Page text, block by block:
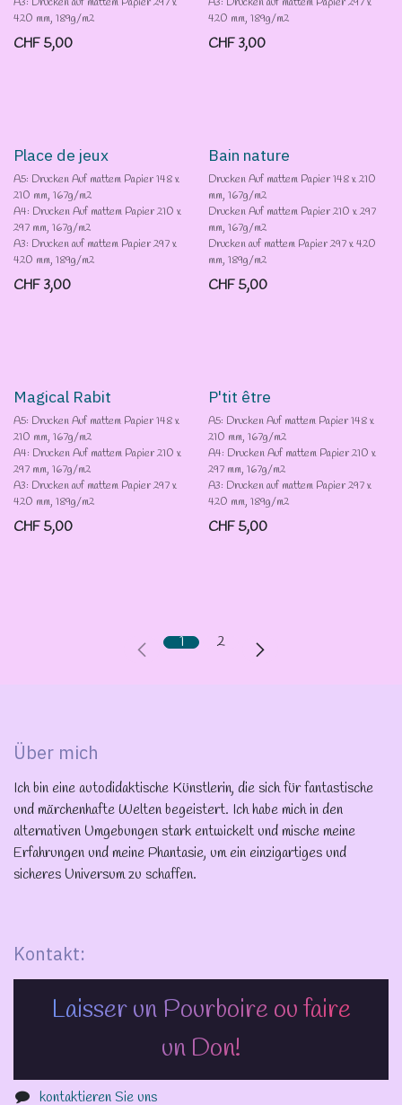
420 mm, 189g/m2
CHF 5,00
420 mm, 189g/m2
CHF 3,00
Destockage
Place de jeux
A5: Drucken Auf mattem Papier 148 x
210 mm, 167g/m2
A4: Drucken Auf mattem Papier 210 x
297 mm, 167g/m2
A3: Drucken auf mattem Papier 297 x
420 mm, 189g/m2
CHF 3,00
Bain nature
Drucken Auf mattem Papier 148 x 210
mm, 167g/m2
Drucken Auf mattem Papier 210 x 297
mm, 167g/m2
Drucken auf mattem Papier 297 x 420
mm, 189g/m2
CHF 5,00
Magical Rabit
A5: Drucken Auf mattem Papier 148 x
210 mm, 167g/m2
A4: Drucken Auf mattem Papier 210 x
297 mm, 167g/m2
A3: Drucken auf mattem Papier 297 x
420 mm, 189g/m2
CHF 5,00
P'tit être
A5: Drucken Auf mattem Papier 148 x
210 mm, 167g/m2
A4: Drucken Auf mattem Papier 210 x
297 mm, 167g/m2
A3: Drucken auf mattem Papier 297 x
420 mm, 189g/m2
CHF 5,00
1 2
Über mich
Ich bin eine autodidaktische Künstlerin, die sich für fantastische
und märchenhafte Welten begeistert. Ich habe mich in den
alternativen Umgebungen stark entwickelt und mische meine
Erfahrungen und meine Phantasie, um ein einzigartiges und
sicheres Universum zu schaffen.
Kontakt:
Laisser un Pourboire ou faire
un Don!
kontaktieren Sie uns